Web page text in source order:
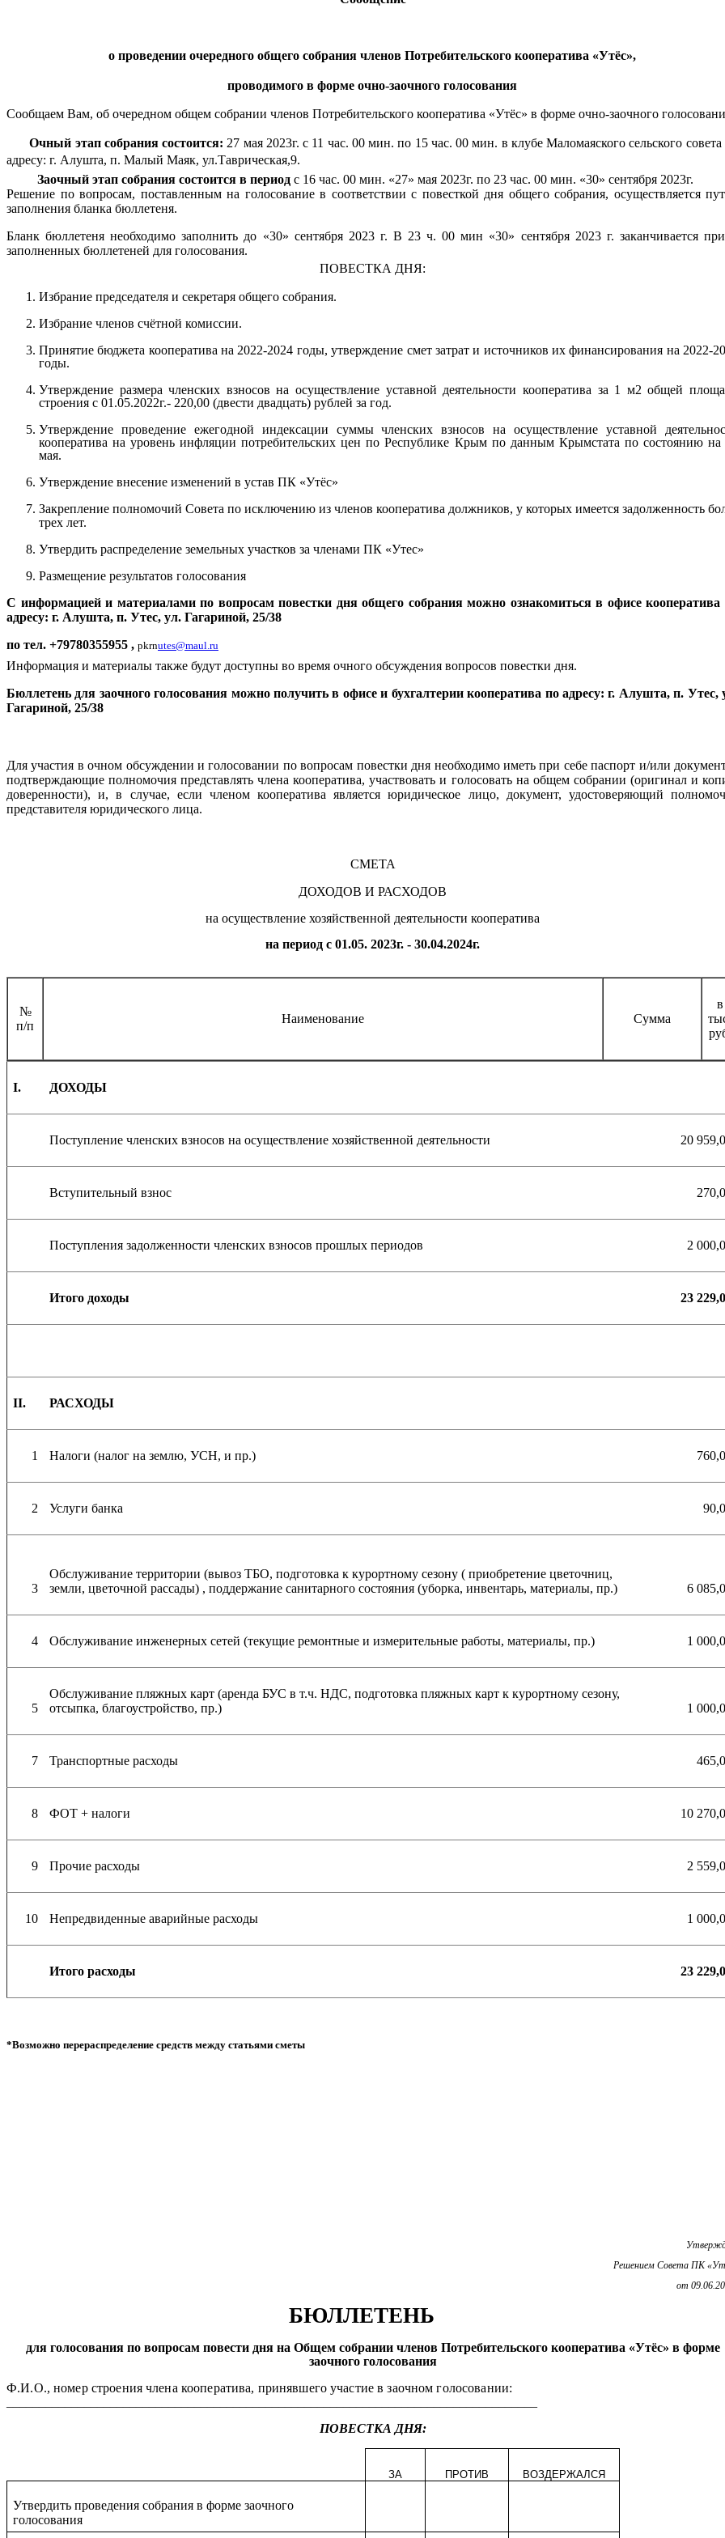
о проведении очередного общего собрания членов Потребительского кооператива «Утёс»,
проводимого в форме очно-заочного голосования
Сообщаем Вам, об очередном общем собрании членов Потребительского кооператива «Утёс» в форме очно-заочного
Очный этап собрания состоится: 27 мая 2023г. с 11 час. 00 мин. по 15 час. 00 мин. в клубе Маломаяского сельского
адресу: г. Алушта, п. Малый Маяк, ул.Таврическая,9.
Заочный этап собрания состоится в период с 16 час. 00 мин. «27» мая 2023г. по 23 час. 00 мин. «30» сентября 2023г.
Решение по вопросам, поставленным на голосование в соответствии с повесткой дня общего собрания, осуществляется
заполнения бланка бюллетеня.
Бланк бюллетеня необходимо заполнить до «30» сентября 2023 г. В 23 ч. 00 мин «30» сентября 2023 г. заканчивается
заполненных бюллетеней для голосования.
ПОВЕСТКА ДНЯ:
Избрание председателя и секретаря общего собрания.
Избрание членов счётной комиссии.
Принятие бюджета кооператива на 2022-2024 годы, утверждение смет затрат и источников их финансирования на 2022-
годы.
Утверждение размера членских взносов на осуществление уставной деятельности кооператива за 1 м2 общей
строения с 01.05.2022г.- 220,00 (двести двадцать) рублей за год.
Утверждение проведение ежегодной индексации суммы членских взносов на осуществление уставной
кооператива на уровень инфляции потребительских цен по Республике Крым по данным Крымстата по состоянию на
мая.
Утверждение внесение изменений в устав ПК «Утёс»
Закрепление полномочий Совета по исключению из членов кооператива должников, у которых имеется задолженность
трех лет.
Утвердить распределение земельных участков за членами ПК «Утес»
Размещение результатов голосования
С информацией и материалами по вопросам повестки дня общего собрания можно ознакомиться в офисе кооператива
адресу: г. Алушта, п. Утес, ул. Гагариной, 25/38
по тел. +79780355955 , pkrnutes@maul.ru
Информация и материалы также будут доступны во время очного обсуждения вопросов повестки дня.
Бюллетень для заочного голосования можно получить в офисе и бухгалтерии кооператива по адресу: г. Алушта, п. Утес,
Гагариной, 25/38
Для участия в очном обсуждении и голосовании по вопросам повестки дня необходимо иметь при себе паспорт и/или
подтверждающие полномочия представлять члена кооператива, участвовать и голосовать на общем собрании (оригинал и
доверенности), и, в случае, если членом кооператива является юридическое лицо, документ, удостоверяющий
представителя юридического лица.
СМЕТА
ДОХОДОВ И РАСХОДОВ
на осуществление хозяйственной деятельности кооператива
на период с 01.05. 2023г. - 30.04.2024г.
№
п/п
Наименование Сумма
в
I. ДОХОДЫ
Поступление членских взносов на осуществление хозяйственной деятельности 20
Вступительный взнос
Поступления задолженности членских взносов прошлых периодов 2
Итого доходы 23
II. РАСХОДЫ
1 Налоги (налог на землю, УСН, и пр.)
2 Услуги банка
3
Обслуживание территории (вывоз ТБО, подготовка к курортному сезону ( приобретение цветочниц,
земли, цветочной рассады) , поддержание санитарного состояния (уборка, инвентарь, материалы, пр.)
6
4 Обслуживание инженерных сетей (текущие ремонтные и измерительные работы, материалы, пр.) 1
5
Обслуживание пляжных карт (аренда БУС в т.ч. НДС, подготовка пляжных карт к курортному сезону,
отсыпка, благоустройство, пр.)
1
7 Транспортные расходы
8 ФОТ + налоги 10
9 Прочие расходы 2
10 Непредвиденные аварийные расходы 1
Итого расходы 23
*Возможно перераспределение средств между статьями сметы
Решением Совета ПК
от
БЮЛЛЕТЕНЬ
для голосования по вопросам повести дня на Общем собрании членов Потребительского кооператива «Утёс» в форме
заочного голосования
Ф.И.О., номер строения члена кооператива, принявшего участие в заочном голосовании:
ПОВЕСТКА ДНЯ:
ЗА ПРОТИВ ВОЗДЕРЖАЛСЯ
Утвердить проведения собрания в форме заочного
голосования